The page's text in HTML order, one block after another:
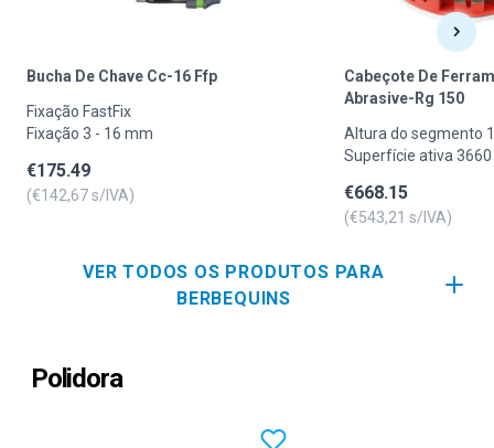
Bucha De Chave Cc-16 Ffp
Fixação FastFix
Fixação 3 - 16 mm
€175.49
(€142,67s/IVA)
Cabeçote De
Abrasive-Rg 150
Altura do segmento
Superfície ativa
€668.15
(€543,21 s/IVA)
VER TODOS OS PRODUTOS PARA
BERBEQUINS
Polidora